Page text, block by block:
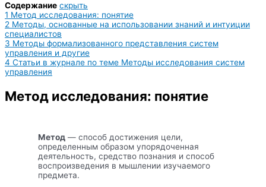
Содержание скрыть
1 Метод исследования: понятие
2 Методы, основанные на использовании знаний и интуиции
специалистов
3 Методы формализованного представления систем
управления и другие
4 Статьи в журнале по теме Методы исследования систем
управления
Метод исследования: понятие
Метод — способ достижения цели,
определенным образом упорядоченная
деятельность, средство познания и способ
воспроизведения в мышлении изучаемого
предмета.